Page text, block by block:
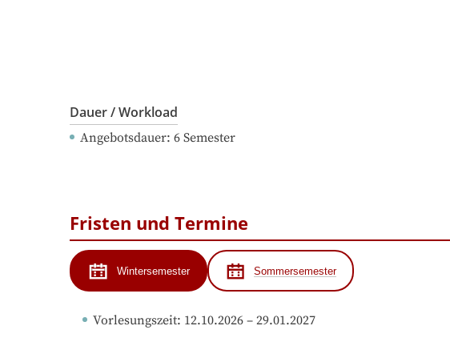
Dauer / Workload
Angebotsdauer: 6 Semester
Fristen und Termine
Wintersemester Sommersemester
Vorlesungszeit: 12.10.2026 – 29.01.2027